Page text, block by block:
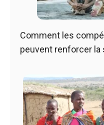
Comment les
peuvent renforcer la